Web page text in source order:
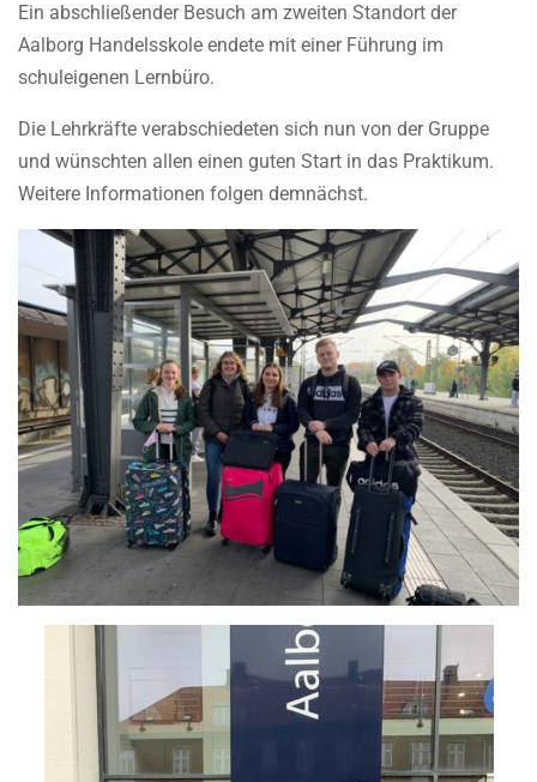
Ein abschließender Besuch am zweiten Standort der
Aalborg Handelsskole endete mit einer Führung im
schuleigenen Lernbüro.
Die Lehrkräfte verabschiedeten sich nun von der Gruppe
und wünschten allen einen guten Start in das Praktikum.
Weitere Informationen folgen demnächst.